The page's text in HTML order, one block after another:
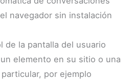
navegador sin instalación
de la pantalla del usuario
elemento en su sitio o una
por ejemplo